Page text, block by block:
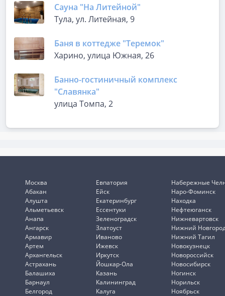
Сауна "На Литейной"
Тула, ул. Литейная, 9
Баня в коттедже "Теремок"
Харино, улица Южная, 26
Банно-гостиничный комплекс
"Славянка"
улица Томпа, 2
Москва
Абакан
Алушта
Альметьевск
Анапа
Ангарск
Армавир
Артем
Архангельск
Астрахань
Балашиха
Барнаул
Белгород
Евпатория
Ейск
Екатеринбург
Ессентуки
Зеленоградск
Златоуст
Иваново
Ижевск
Иркутск
Йошкар-Ола
Казань
Калининград
Калуга
Набережные
Наро-Фоминск
Находка
Нефтеюганск
Нижневартовск
Нижний
Нижний Тагил
Новокузнецк
Новороссийск
Новосибирск
Ногинск
Норильск
Ноябрьск